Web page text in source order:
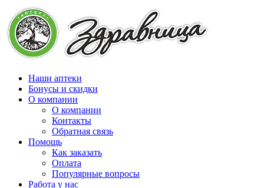
Наши аптеки
Бонусы и скидки
О компании
О компании
Контакты
Обратная связь
Помощь
Как заказать
Оплата
Популярные вопросы
Работа у нас